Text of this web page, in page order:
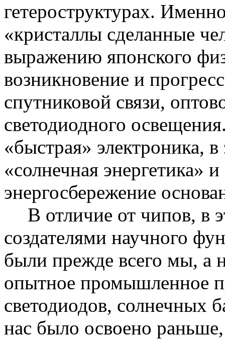
гетероструктурах.
«кристаллы сделанные
выражению японского
возникновение и
спутниковой связи,
светодиодного
«быстрая» электроника,
«солнечная энергетика»
энергосбережение
В отличие от чипов, в
создателями научного
были прежде всего мы, а
опытное промышленное
светодиодов, солнечных
нас было освоено